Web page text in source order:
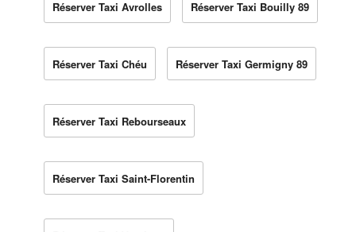
Réserver Taxi Avrolles Réserver Taxi Bouilly 89
Réserver Taxi Chéu Réserver Taxi Germigny 89
Réserver Taxi Rebourseaux
Réserver Taxi Saint-Florentin